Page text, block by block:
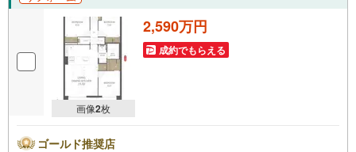
画像2枚
2,590万円
成約でもらえる
ゴールド推奨店